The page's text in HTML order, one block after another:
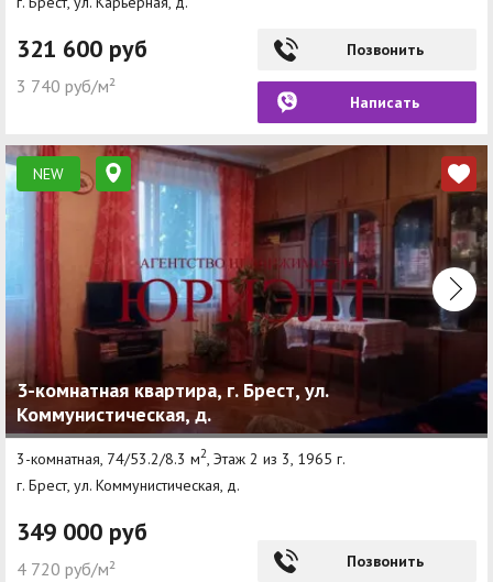
321 600 руб
3 740 руб/м²
Позвонить
Написать
NEW
3-комнатная квартира, г. Брест, ул.
Коммунистическая, д.
3-комнатная, 74/53.2/8.3 м2, Этаж 2 из 3, 1965 г.
г. Брест, ул. Коммунистическая, д.
349 000 руб
4 720 руб/м² Позвонить